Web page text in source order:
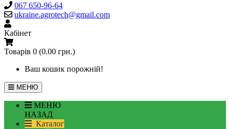
067 650-96-64
ukraine.agrotech@gmail.com
Кабінет
Товарів 0 (0.00 грн.)
Ваш кошик порожній!
МЕНЮ
МЕНЮ
НАЗАД
Каталог